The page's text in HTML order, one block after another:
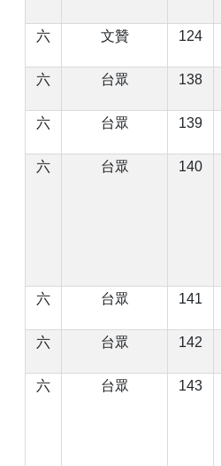
六 文贊 124
六
台眾 138
六
台眾 139
六
台眾 140
六 台眾 141
六
台眾 142
六
台眾 143